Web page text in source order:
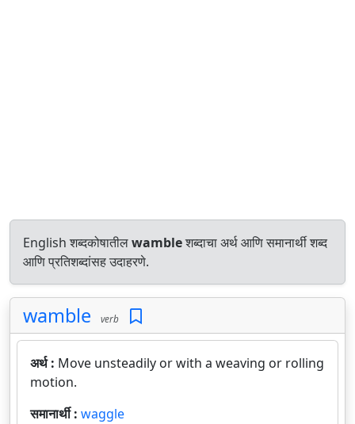
English शब्दकोषातीलwambleशब्दाचा अर्थ आणि समानार्थी शब्द
आणि प्रतिशब्दांसह उदाहरणे.
wamble verb
अर्थ : Move unsteadily or with a weaving or rolling
motion.
समानार्थी : waggle